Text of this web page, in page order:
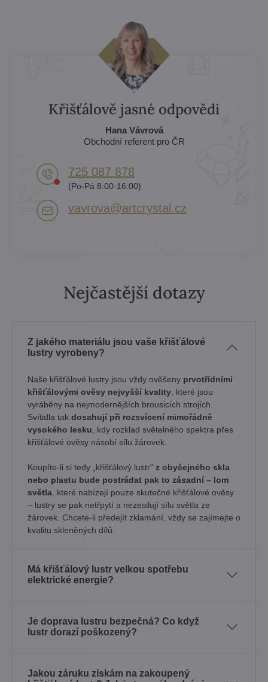
Křišťálově jasné odpovědi
Hana Vávrová
Obchodní referent pro ČR
725 087 878​
(Po-Pá 8:00-16:00)
vavrova​@artcrystal​.cz
Nejčastější dotazy
Z jakého materiálu jsou vaše křišťálové
lustry vyrobeny?
Naše křišťálové lustry jsou vždy ověšeny prvotřídními
křišťálovými ověsy nejvyšší kvality , které jsou
vyráběny na nejmodernějších brousicích strojích.
Svítidla tak dosahují při rozsvícení mimořádně
vysokého lesku , kdy rozklad světelného spektra přes
křišťálové ověsy násobí sílu žárovek. ​
Koupíte-li si tedy „křišťálový lustr" z obyčejného skla
nebo plastu bude postrádat pak to zásadní – lom
světla , které nabízejí pouze skutečné křišťálové ověsy
– lustry se pak netřpytí a nezesilují sílu světla ze
žárovek. Chcete-li předejít zklamání, vždy se zajímejte o
kvalitu skleněných dílů.
Má křišťálový lustr velkou spotřebu
elektrické energie?
Je doprava lustru bezpečná? Co když
lustr dorazí poškozený?
Jakou záruku získám na zakoupený